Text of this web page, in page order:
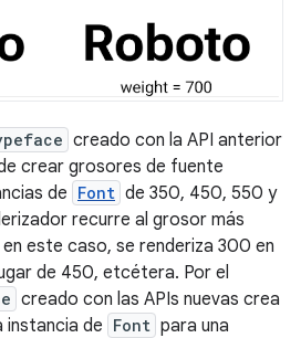
creado con la API anterior
crear grosores de fuente
de Font de 350, 450, 550 y
recurre al grosor más
este caso, se renderiza 300 en
de 450, etcétera. Por el
creado con las APIs nuevas crea
instancia de Font para una